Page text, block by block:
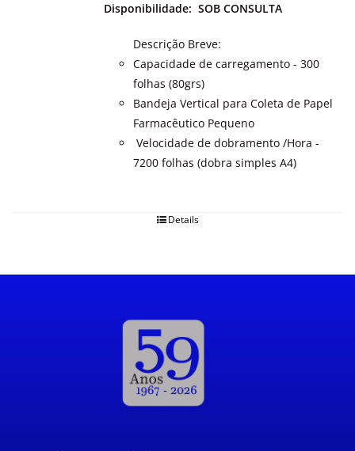
Disponibilidade: SOB CONSULTA
Descrição Breve:
Capacidade de carregamento - 300
folhas (80grs)
Bandeja Vertical para Coleta de Papel
Farmacêutico Pequeno
Velocidade de dobramento /Hora -
7200 folhas (dobra simples A4)
Details